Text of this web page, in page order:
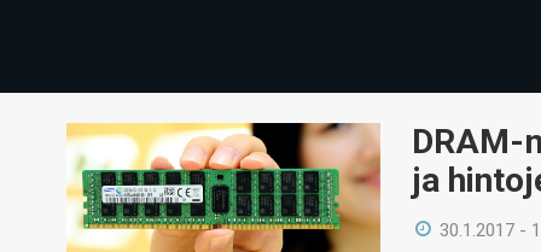
DRAM-
ja
30.1.2017 -